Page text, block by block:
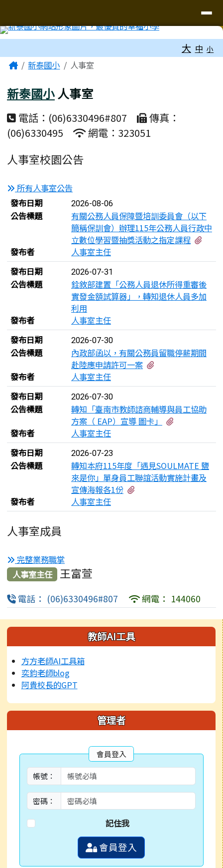
大 中 小
主內容區域
Home新泰國小 人事室
新泰國小 人事室
電話：(06)6330496#807
傳真：
(06)6330495
網電：323051
人事室校園公告
所有人事室公告
新聞列表
發布日期 2026-08-06
公告標題
有關公務人員保障暨培訓委員會（以下
簡稱保訓會）辦理115年公務人員行政中
立數位學習暨抽獎活動之指定課程
發布者
人事室主任
發布日期
2026-07-31
公告標題
銓敘部建置「公務人員退休所得重審後
實發金額試算器」，轉知退休人員多加
利用
發布者
人事室主任
發布日期
2026-07-30
公告標題
內政部函以，有關公務員留職停薪期間
赴陸應申請許可一案
發布者
人事室主任
發布日期
2026-07-30
公告標題
轉知「臺南市教師諮商輔導與員工協助
方案（ EAP）宣導 圖卡」
發布者
人事室主任
發布日期
2026-07-23
公告標題
轉知本府115年度「遇見SOULMATE 鹽
來是你」單身員工聯誼活動實施計畫及
宣傳海報各1份
發布者
人事室主任
人事室成員
完整業務職掌
人事室主任
王富萱
電話： (06)6330496#807 網電： 144060
左邊區域內容 教師AI工具
方方老師AI工具箱
奕鈞老師blog
阿貴校長的GPT
管理者
會員登入
帳號：
密碼：
記住我
會員登入
頁尾區域